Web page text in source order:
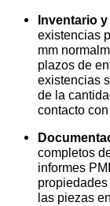
Inventario
existencias
mm
plazos de
existencias
de la
contacto
completos
informes
las piezas